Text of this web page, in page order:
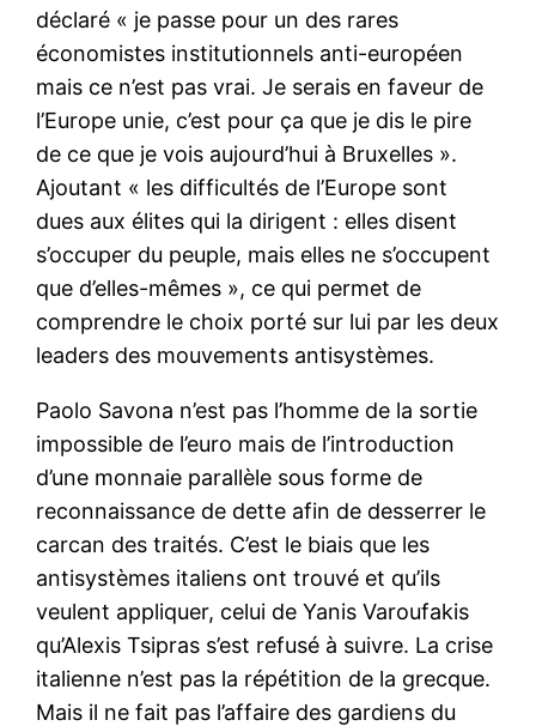
déclaré « je passe pour un des rares
économistes institutionnels anti-européen
mais ce n’est pas vrai. Je serais en faveur de
l’Europe unie, c’est pour ça que je dis le pire
de ce que je vois aujourd’hui à Bruxelles ».
Ajoutant « les difficultés de l’Europe sont
dues aux élites qui la dirigent : elles disent
s’occuper du peuple, mais elles ne s’occupent
que d’elles-mêmes », ce qui permet de
comprendre le choix porté sur lui par les deux
leaders des mouvements antisystèmes.
Paolo Savona n’est pas l’homme de la sortie
impossible de l’euro mais de l’introduction
d’une monnaie parallèle sous forme de
reconnaissance de dette afin de desserrer le
carcan des traités. C’est le biais que les
antisystèmes italiens ont trouvé et qu’ils
veulent appliquer, celui de Yanis Varoufakis
qu’Alexis Tsipras s’est refusé à suivre. La crise
italienne n’est pas la répétition de la grecque.
Mais il ne fait pas l’affaire des gardiens du